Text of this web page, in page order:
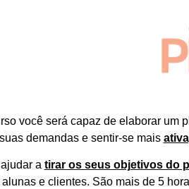
você será capaz de elaborar um
suas demandas e sentir-se mais
a tirar os seus objetivos do
e clientes. São mais de 5